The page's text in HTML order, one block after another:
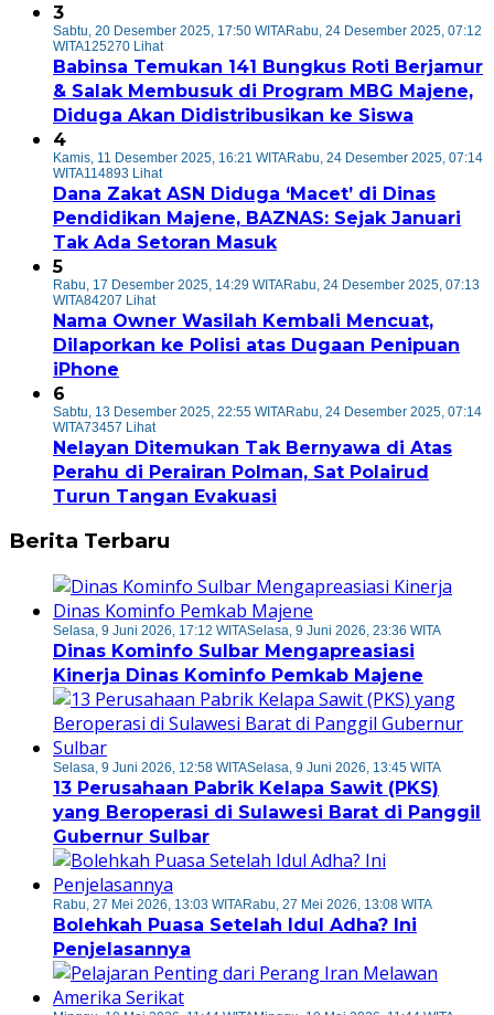
3
Sabtu, 20 Desember 2025, 17:50 WITARabu, 24 Desember 2025, 07:12
WITA125270 Lihat
Babinsa Temukan 141 Bungkus Roti Berjamur
& Salak Membusuk di Program MBG Majene,
Diduga Akan Didistribusikan ke Siswa
4
Kamis, 11 Desember 2025, 16:21 WITARabu, 24 Desember 2025, 07:14
WITA114893 Lihat
Dana Zakat ASN Diduga ‘Macet’ di Dinas
Pendidikan Majene, BAZNAS: Sejak Januari
Tak Ada Setoran Masuk
5
Rabu, 17 Desember 2025, 14:29 WITARabu, 24 Desember 2025, 07:13
WITA84207 Lihat
Nama Owner Wasilah Kembali Mencuat,
Dilaporkan ke Polisi atas Dugaan Penipuan
iPhone
6
Sabtu, 13 Desember 2025, 22:55 WITARabu, 24 Desember 2025, 07:14
WITA73457 Lihat
Nelayan Ditemukan Tak Bernyawa di Atas
Perahu di Perairan Polman, Sat Polairud
Turun Tangan Evakuasi
Berita Terbaru
Selasa, 9 Juni 2026, 17:12 WITASelasa, 9 Juni 2026, 23:36 WITA
Dinas Kominfo Sulbar Mengapreasiasi
Kinerja Dinas Kominfo Pemkab Majene
Selasa, 9 Juni 2026, 12:58 WITASelasa, 9 Juni 2026, 13:45 WITA
13 Perusahaan Pabrik Kelapa Sawit (PKS)
yang Beroperasi di Sulawesi Barat di Panggil
Gubernur Sulbar
Rabu, 27 Mei 2026, 13:03 WITARabu, 27 Mei 2026, 13:08 WITA
Bolehkah Puasa Setelah Idul Adha? Ini
Penjelasannya